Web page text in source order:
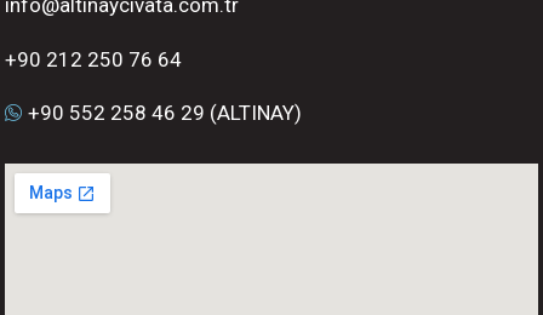
info@altinaycivata.com.tr
+90 212 250 76 64
+90 552 258 46 29 (ALTINAY)